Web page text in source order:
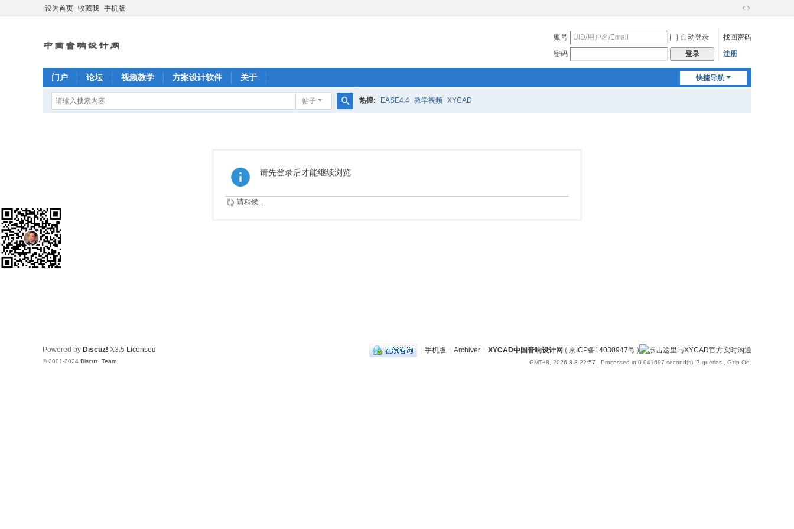
设为首页 收藏我 手机版
切
到
账号 自动登录
找回密码
密码
登录 注册
快捷导航
门户 论坛 视频教学 方案设计软件 关于
帖子 热搜: EASE4.4 教学视频 XYCAD
请先登录后才能继续浏览
请稍候...
| 手机版 | Archiver | XYCAD中国音响设计网 ( 京ICP备14030947号 )
GMT+8, 2026-8-8 22:57 , Processed in 0.041697 second(s), 7 queries , Gzip On.
Powered by Discuz! X3.5 Licensed
© 2001-2024 Discuz! Team